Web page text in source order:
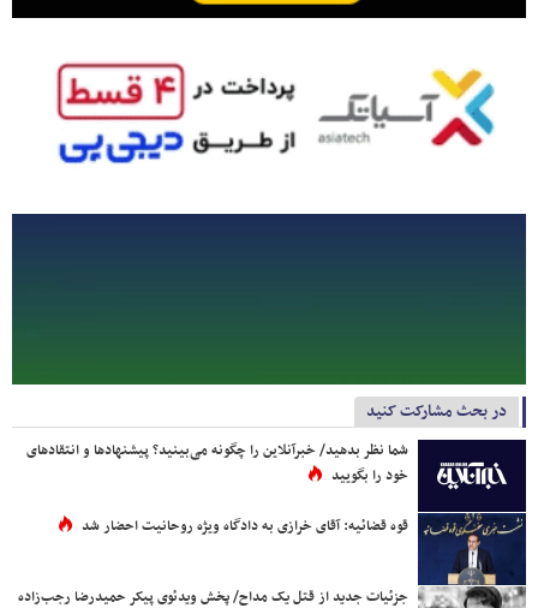
در بحث مشارکت کنید
شما نظر بدهید/ خبرآنلاین را چگونه می‌بینید؟ پیشنهادها و انتقادهای
خود را بگویید
قوه قضائیه: آقای خرازی به دادگاه ویژه روحانیت احضار شد
جزئیات جدید از قتل یک مداح/ پخش ویدئوی پیکر حمیدرضا رجب‌زاده